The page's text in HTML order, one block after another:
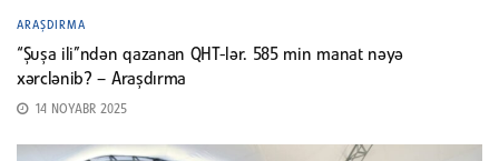
ARAŞDIRMA
“Şuşa ili”ndən qazanan QHT-lər. 585 min manat nəyə
xərclənib? – Araşdırma
14 NOYABR 2025